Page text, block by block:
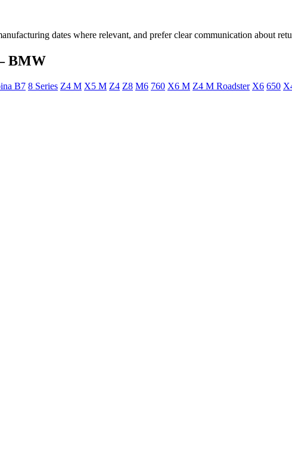
dates where relevant, and prefer clear communication about
BMW
B7 8 Series Z4 M X5 M Z4 Z8 M6 760 X6 M Z4 M Roadster X6 650